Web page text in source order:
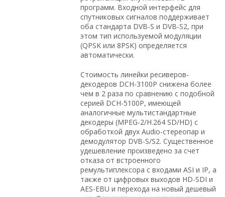
программ. Входной интерфейс для
спутниковых сигналов поддерживает
оба стандарта DVB-S и DVB-S2, при
этом тип используемой модуляции
(QPSK или 8PSK) определяется
автоматически.
Стоимость линейки ресиверов-
декодеров DCH-3100P снижена более
чем в 2 раза по сравнению с подобной
серией DCH-5100P, имеющей
аналогичные мультистандартные
декодеры (MPEG-2/H.264 SD/HD) с
обработкой двух Audio-стереопар и
демодулятор DVB-S/S2. Существенное
удешевление произведено за счет
отказа от встроенного
ремультиплексора с входами ASI и IP, а
также от цифровых выходов HD-SDI и
AES-EBU и перехода на новый дешевый